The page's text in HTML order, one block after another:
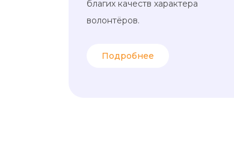
благих качеств характера
волонтёров.
Подробнее